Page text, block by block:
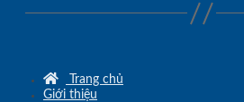
Trang chủ
Giới thiệu